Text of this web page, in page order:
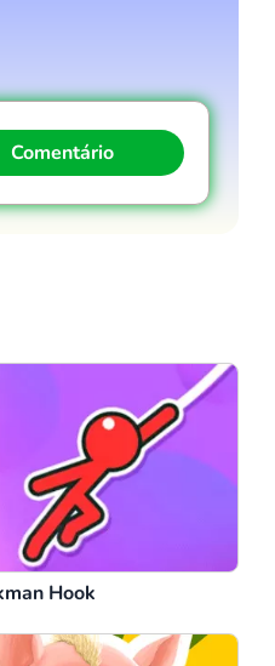
Comentário
Comentário
Hook